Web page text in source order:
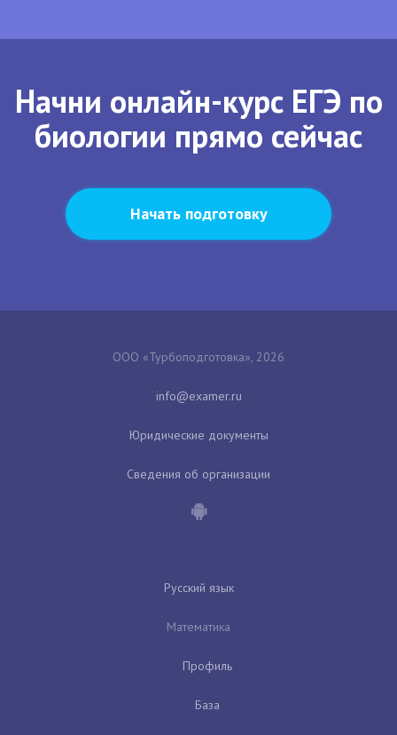
Начни онлайн-курс ЕГЭ по
биологии прямо сейчас
Начать подготовку
ООО «Турбоподготовка», 2026
Юридические документы
Сведения об организации
Русский язык
Математика
Профиль
База